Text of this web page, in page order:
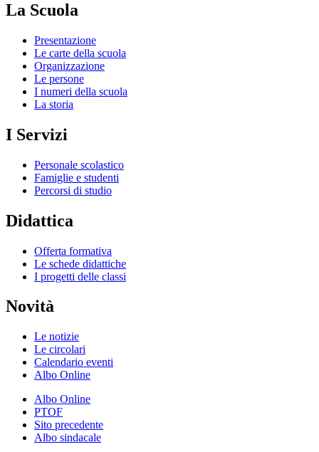
La Scuola
Presentazione
Le carte della scuola
Organizzazione
Le persone
I numeri della scuola
La storia
I Servizi
Personale scolastico
Famiglie e studenti
Percorsi di studio
Didattica
Offerta formativa
Le schede didattiche
I progetti delle classi
Novità
Le notizie
Le circolari
Calendario eventi
Albo Online
Albo Online
PTOF
Sito precedente
Albo sindacale